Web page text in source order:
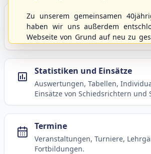
Spielbetrieb
Ligen, Spielpläne, Statistiken
zum laufenden Spielbetrieb.
Statistiken und Einsätze
Auswertungen, Tabellen,
Einsätze von Schiedsrichtern und
Termine
Veranstaltungen, Turniere,
Fortbildungen.
Zu unserem gemeinsamen
haben wir uns außerdem
Webseite von Grund auf neu zu
Dabei wurden die Nutzernamen
mit den Berechtigungen von der
hierher kopiert und sollten
uneingeschränkt genutzt werden
gerne an die Verbandsadresse
schicken.